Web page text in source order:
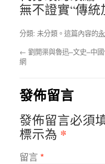
無不證實“傳
分類: 未分類。這篇內容的
← 劉開渠與魯迅–文史–中
網
發佈留言
發佈留言必須
標示為 *
留言 *